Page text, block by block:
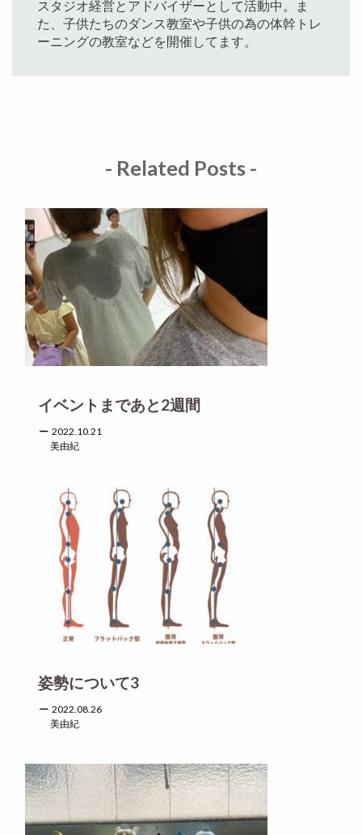
スタジオ経営とアドバイザーとして活動中。ま
た、子供たちのダンス教室や子供の為の体幹トレ
ーニングの教室などを開催してます。
- Related Posts -
イベントまであと2週間
2022.10.21
美由紀
姿勢について3
2022.08.26
美由紀